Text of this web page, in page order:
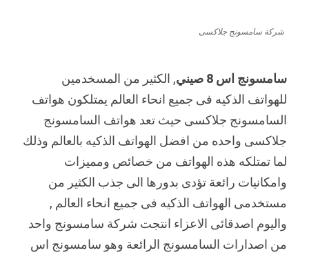
شركة سامسونج جلاكسى
سامسونج اس 8 صيني
, الكثير من المسخدمين
للهواتف الذكيه فى جميع انحاء العالم يمتلكون هواتف
السامسونج جلاكسى حيث تعد هواتف السامسونج
جلاكسى واحده من افضل الهواتف الذكيه بالعالم وذلك
لما تمتلكه هذه الهواتف من خصائص ومميزات
وامكانيات رائعة تؤدى بدورها الى جذب الكثير من
مستخدمى الهواتف الذكيه فى جميع انحاء العالم ,
واليوم اصدقائى الاعزاء انتجت شركة سامسونج واحد
من اصدارات السامسونج الرائعة وهو سامسونج اس